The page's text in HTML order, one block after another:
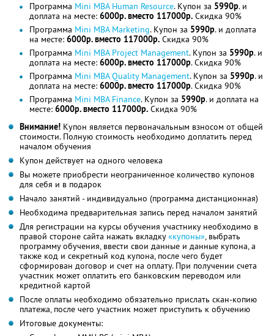
Программа Mini MBA Human Resource. Купон за 5990р. и
доплата на месте: 6000р. вместо 117000р. Скидка 90%
Программа Mini MBA Marketing. Купон за 5990р. и доплата
на месте: 6000р. вместо 117000р. Скидка 90%
Программа Mini MBA Project Management. Купон за 5990р. и
доплата на месте: 6000р. вместо 117000р. Скидка 90%
Программа Mini MBA Quality Management. Купон за 5990р. и
доплата на месте: 6000р. вместо 117000р. Скидка 90%
Программа Mini MBA Finance. Купон за 5990р. и доплата на
месте: 6000р. вместо 117000р. Скидка 90%
Внимание! Купон является первоначальным взносом от общей
стоимости. Полную стоимость необходимо доплатить перед
началом обучения
Купон действует на одного человека
Вы можете приобрести неограниченное количество купонов
для себя и в подарок
Начало занятий - индивидуально (программа дистанционная)
Необходима предварительная запись перед началом занятий
Для регистрации на курсы обучения участнику необходимо в
правой стороне сайта нажать вкладку«купоны», выбрать
программу обучения, ввести свои данные и данные купона, а
также код и секретный код купона, после чего будет
сформирован договор и счет на оплату. При получении счета
участник может оплатить его банковским переводом или
кредитной картой
После оплаты необходимо обязательно прислать скан-копию
платежа, после чего участник может приступить к обучению
Итоговые документы: